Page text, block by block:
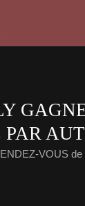
PAR
VOUS de